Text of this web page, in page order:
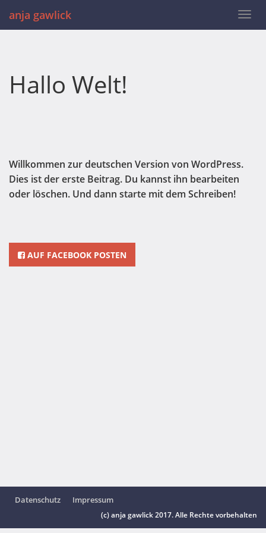
anja gawlick
Hallo Welt!
Willkommen zur deutschen Version von WordPress.
Dies ist der erste Beitrag. Du kannst ihn bearbeiten
oder löschen. Und dann starte mit dem Schreiben!
AUF FACEBOOK POSTEN
Datenschutz Impressum
(c) anja gawlick 2017. Alle Rechte vorbehalten